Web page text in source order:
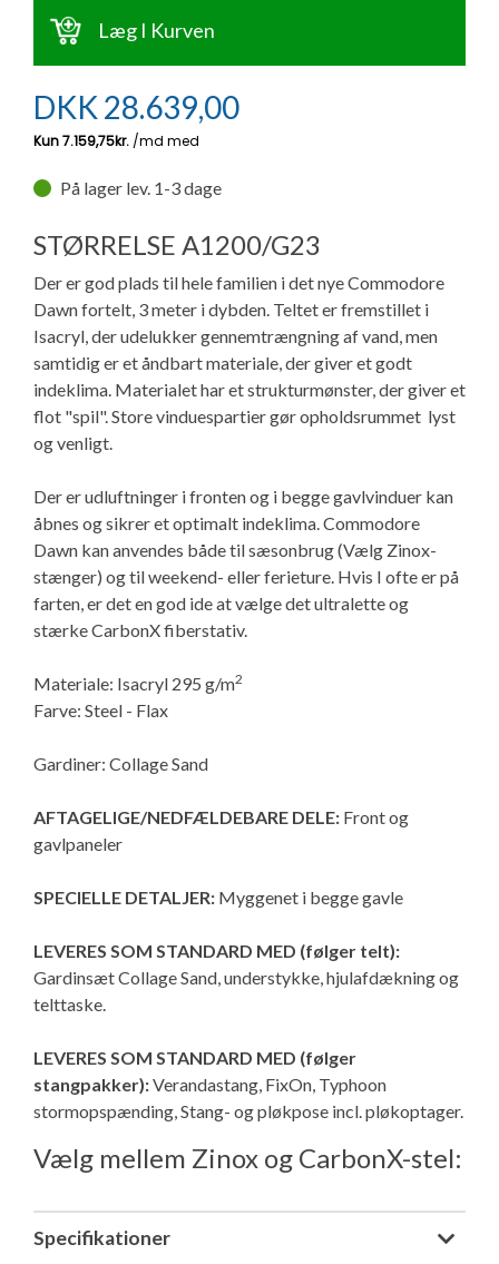
Ny campingvogn - godt at vide
Finansiering af campingvogn
Forsikring af campingvogn
Brugte telte og udstyr
Isabella fortelte
Isabella Lufttelte
Isabella weekend- og vinterfortelte
Isabella fortelte til specialvogne
Isabella Opstillingsvejledninger
Gas-komfort i din campingvogn
E-trailer kontrol- og sikkerhedsapp
3 spændende ideer til campingvognen
GPS tracker til autocamper og campingvogn
GRØN Virksomhed
Tuxer måleskemaer
Klagemuligheder
Konkurrenceregler
Handelsbetingelser - webshop
Cookie & Privatlivspolitik
Persondata
GPDR - Optagelse af foto og video
GPDR - KG Camping Kundeklub
Læg I Kurven
DKK 28.639,00
På lager lev. 1-3 dage
STØRRELSE A1200/G23
Der er god plads til hele familien i det nye Commodore
Dawn fortelt, 3 meter i dybden. Teltet er fremstillet i
Isacryl, der udelukker gennemtrængning af vand, men
samtidig er et åndbart materiale, der giver et godt
indeklima. Materialet har et strukturmønster, der giver et
flot "spil". Store vinduespartier gør opholdsrummet lyst
og venligt.
Der er udluftninger i fronten og i begge gavlvinduer kan
åbnes og sikrer et optimalt indeklima. Commodore
Dawn kan anvendes både til sæsonbrug (Vælg Zinox-
stænger) og til weekend- eller ferieture. Hvis I ofte er på
farten, er det en god ide at vælge det ultralette og
stærke CarbonX fiberstativ.
Materiale: Isacryl 295 g/m2
Farve: Steel - Flax
Gardiner: Collage Sand
AFTAGELIGE/NEDFÆLDEBARE DELE: Front og
gavlpaneler
SPECIELLE DETALJER: Myggenet i begge gavle
LEVERES SOM STANDARD MED (følger telt):
Gardinsæt Collage Sand, understykke, hjulafdækning og
telttaske.
LEVERES SOM STANDARD MED (følger
stangpakker):Verandastang, FixOn, Typhoon
stormopspænding, Stang- og pløkpose incl. pløkoptager.
Vælg mellem Zinox og CarbonX-stel:
Specifikationer